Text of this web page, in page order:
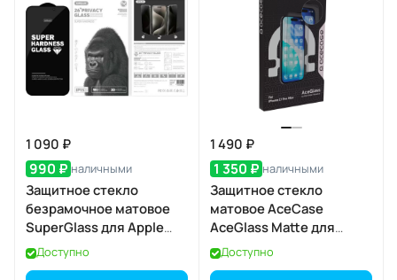
1 090 ₽
990 ₽ наличными
Защитное стекло
безрамочное матовое
SuperGlass для Apple
iPhone 17 Air
Доступно
1 490 ₽
1 350 ₽ наличными
Защитное стекло
матовое AceCase
AceGlass Matte для
Apple iPhone 17 Pro Max
Доступно